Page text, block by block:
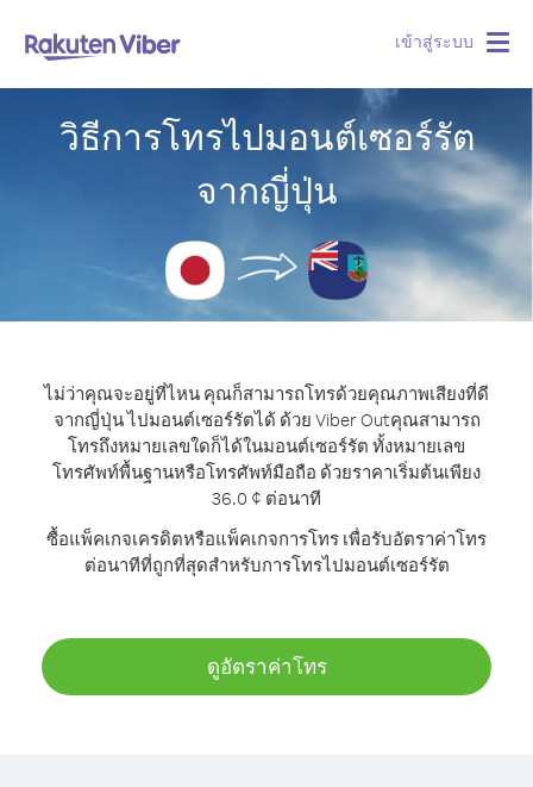
เข้าสู่ระบบ
วิธีการโทรไปมอนต์เซอร์รัต
จากญี่ปุ่น
ไม่ว่าคุณจะอยู่ที่ไหน คุณก็สามารถโทรด้วยคุณภาพเสียงที่ดี
จากญี่ปุ่น ไปมอนต์เซอร์รัตได้ ด้วย Viber Outคุณสามารถ
โทรถึงหมายเลขใดก็ได้ในมอนต์เซอร์รัต ทั้งหมายเลข
โทรศัพท์พื้นฐานหรือโทรศัพท์มือถือ ด้วยราคาเริ่มต้นเพียง
36.0 ¢ ต่อนาที
ซื้อแพ็คเกจเครดิตหรือแพ็คเกจการโทร เพื่อรับอัตราค่าโทร
ต่อนาทีที่ถูกที่สุดสำหรับการโทรไปมอนต์เซอร์รัต
ดูอัตราค่าโทร